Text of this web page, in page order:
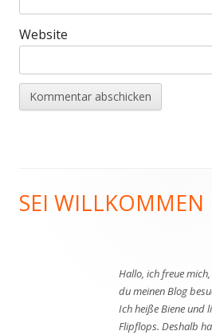
Website
Haupt-
SEI WILLKOMMEN
Hallo, ich freue
du meinen Blog
Ich heiße Biene und
Flipflops. Deshalb